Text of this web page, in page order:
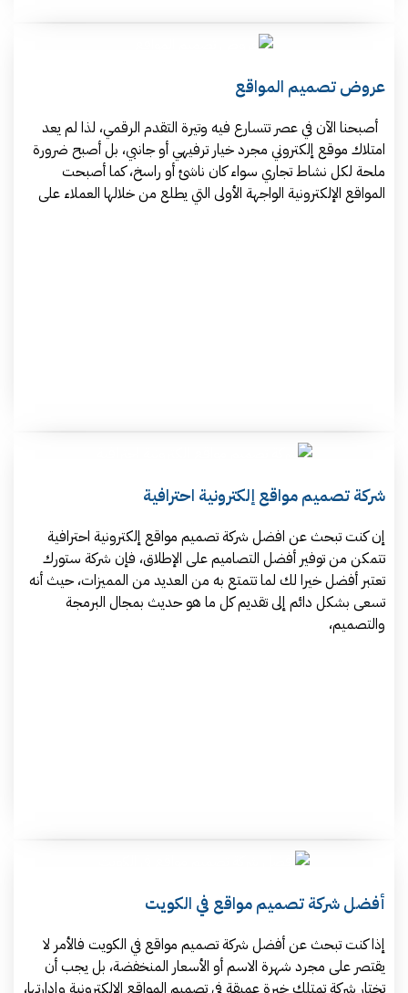
عروض تصميم المواقع
أصبحنا الآن في عصر تتسارع فيه وتيرة التقدم الرقمي، لذا لم يعد
امتلاك موقع إلكتروني مجرد خيار ترفيهي أو جانبي، بل أصبح ضرورة
ملحة لكل نشاط تجاري سواء كان ناشئ أو راسخ، كما أصبحت
المواقع الإلكترونية الواجهة الأولى التي يطلع من خلالها العملاء على
شركة تصميم مواقع إلكترونية احترافية
إن كنت تبحث عن افضل شركة تصميم مواقع إلكترونية احترافية
تتمكن من توفير أفضل التصاميم على الإطلاق، فإن شركة ستورك
تعتبر أفضل خيرا لك لما تتمتع به من العديد من المميزات، حيث أنه
تسعى بشكل دائم إلى تقديم كل ما هو حديث بمجال البرمجة
والتصميم،
أفضل شركة تصميم مواقع في الكويت
إذا كنت تبحث عن أفضل شركة تصميم مواقع في الكويت فالأمر لا
يقتصر على مجرد شهرة الاسم أو الأسعار المنخفضة، بل يجب أن
تختار شركة تمتلك خبرة عميقة في تصميم المواقع الإلكترونية وإدارتها،